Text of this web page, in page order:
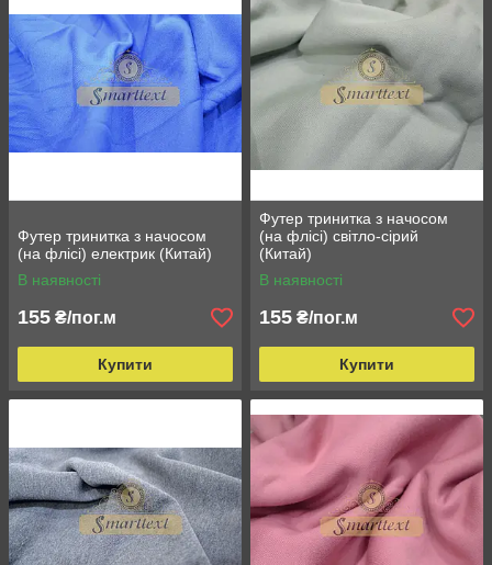
Футер тринитка з начосом
(на флісі) електрик (Китай)
В наявності
155 ₴/пог.м
Купити
Футер тринитка з начосом
(на флісі) світло-сірий
(Китай)
В наявності
155 ₴/пог.м
Купити